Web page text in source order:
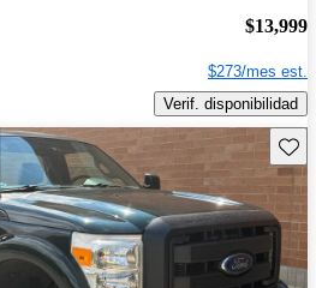
$13,999
$273/mes est.
Verif. disponibilidad